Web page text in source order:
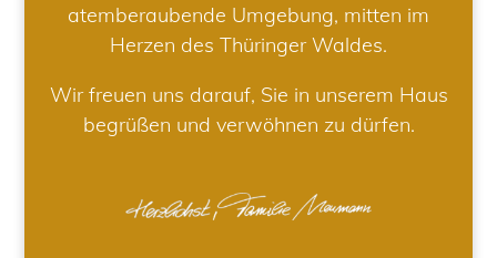
atemberaubende Umgebung, mitten im
Herzen des Thüringer Waldes.
Wir freuen uns darauf, Sie in unserem Haus
begrüßen und verwöhnen zu dürfen.